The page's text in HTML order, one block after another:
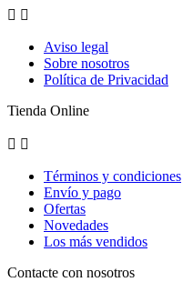
 
Aviso legal
Sobre nosotros
Política de Privacidad
Tienda Online
 
Términos y condiciones
Envío y pago
Ofertas
Novedades
Los más vendidos
Contacte con nosotros